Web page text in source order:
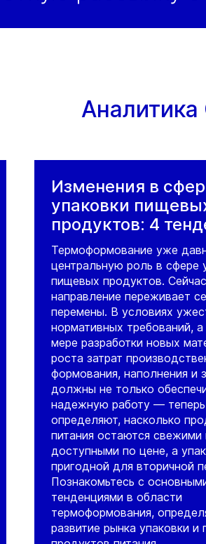
Аналитика
Изменения в
упаковки
продуктов: 4
Термоформование уже
центральную роль в сфере
пищевых продуктов.
направление переживает
перемены. В условиях
нормативных требований,
мере разработки новых
роста затрат
формования, наполнения и
должны не только
надежную работу —
определяют, насколько
питания остаются свежими
доступными по цене, а
пригодной для вторичной
Познакомьтесь с
тенденциями в области
термоформования,
развитие рынка упаковки и